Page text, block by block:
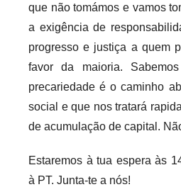
que não tomámos e vamos
a exigência de
progresso e justiça a quem
favor da maioria.
precariedade é o caminho
social e que nos tratará
de acumulação de capital.
Estaremos à tua espera às
à PT. Junta-te a nós!